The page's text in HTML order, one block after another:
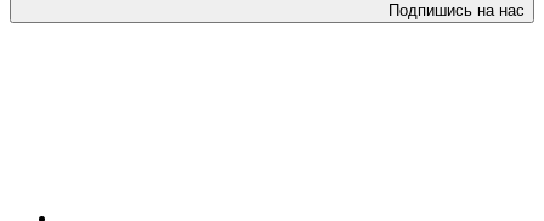
Подпишись на нас